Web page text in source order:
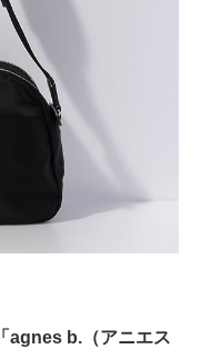
agnes b.（アニエス